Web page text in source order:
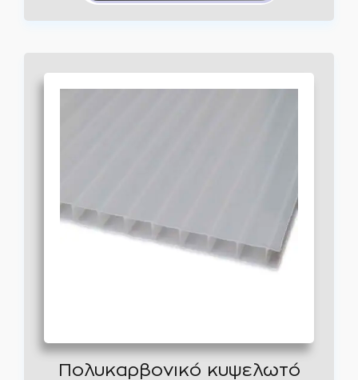
Πολυκαρβονικό κυψελωτό